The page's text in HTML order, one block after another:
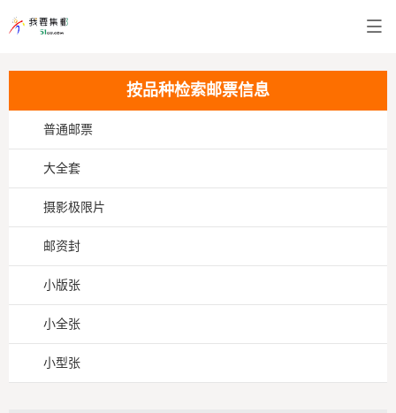
按品种检索邮票信息
普通邮票
大全套
摄影极限片
邮资封
小版张
小全张
小型张